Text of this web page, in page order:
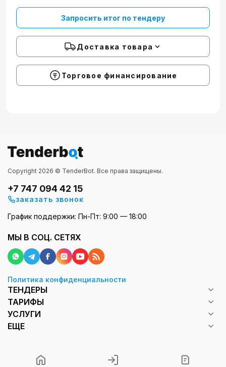
Запросить итог по тендеру
Доставка товара
Торговое финансирование
Copyright 2026 © TenderBot. Все права защищены.
+7 747 094 42 15
заказать звонок
График поддержки: Пн-Пт: 9:00 — 18:00
МЫ В СОЦ. СЕТЯХ
Политика конфиденциальности
ТЕНДЕРЫ
ТАРИФЫ
УСЛУГИ
ЕЩЕ